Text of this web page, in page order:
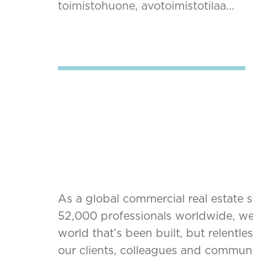
toimistohuone, avotoimistotilaa...
As a global commercial real estate
52,000 professionals worldwide,
world that’s been built, but
our clients, colleagues and